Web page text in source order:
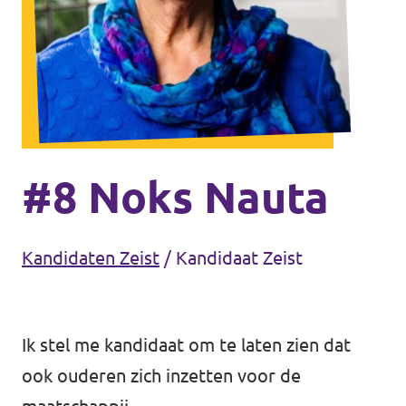
Volt Houten
Volt Soest
Volt Utrecht (Stad)
Volt Woerden
Volt Zeist
Volt Nederland
Regio's
Agenda
Vacatures
Volt Amersfoort
Volt Soest
#8 Noks Nauta
Kandidaten Zeist / Kandidaat Zeist
Ik stel me kandidaat om te laten zien dat
ook ouderen zich inzetten voor de